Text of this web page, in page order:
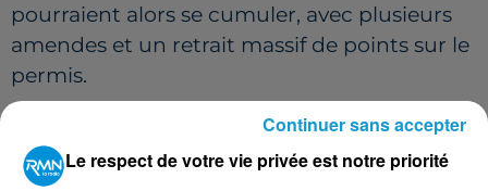
pourraient alors se cumuler, avec plusieurs
amendes et un retrait massif de points sur le
permis.
Si plusieurs médias ont évoqué un
déploiement dès 2026, la Sécurité routière a
formellement corrigé l’information. Aucun
Le respect de votre vie privée est notre priorité
Continuer sans accepter